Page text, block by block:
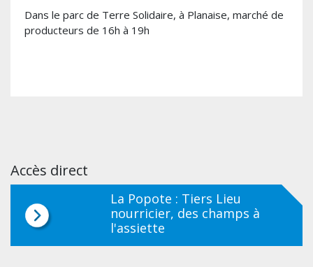
Dans le parc de Terre Solidaire, à Planaise, marché de
producteurs de 16h à 19h
Accès direct
La Popote : Tiers Lieu
nourricier, des champs à
l'assiette